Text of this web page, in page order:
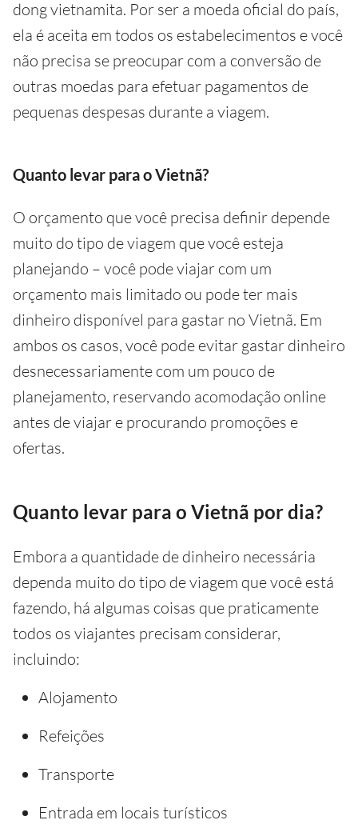
dong vietnamita. Por ser a moeda oficial do país,
ela é aceita em todos os estabelecimentos e você
não precisa se preocupar com a conversão de
outras moedas para efetuar pagamentos de
pequenas despesas durante a viagem.
Quanto levar para o Vietnã?
O orçamento que você precisa definir depende
muito do tipo de viagem que você esteja
planejando – você pode viajar com um
orçamento mais limitado ou pode ter mais
dinheiro disponível para gastar no Vietnã. Em
ambos os casos, você pode evitar gastar dinheiro
desnecessariamente com um pouco de
planejamento, reservando acomodação online
antes de viajar e procurando promoções e
ofertas.
Quanto levar para o Vietnã por dia?
Embora a quantidade de dinheiro necessária
dependa muito do tipo de viagem que você está
fazendo, há algumas coisas que praticamente
todos os viajantes precisam considerar,
incluindo:
Alojamento
Refeições
Transporte
Entrada em locais turísticos